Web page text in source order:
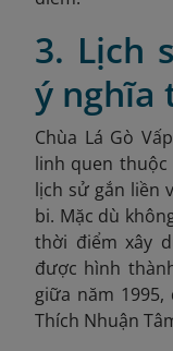
3. Lịch
ý nghĩa
Chùa Lá Gò
linh quen
lịch sử gắn liền
bi. Mặc dù
thời điểm xây
được hình
giữa năm
Thích Nhuận